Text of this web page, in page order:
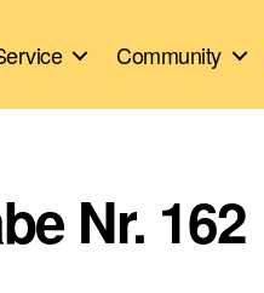
Community
Nr. 162